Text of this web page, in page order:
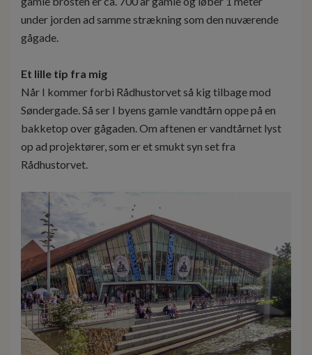
under jorden ad samme strækning som den nuværende
gågade.
Et lille tip fra mig
Når I kommer forbi Rådhustorvet så kig tilbage mod
Søndergade. Så ser I byens gamle vandtårn oppe på en
bakketop over gågaden. Om aftenen er vandtårnet lyst
op ad projektører, som er et smukt syn set fra
Rådhustorvet.